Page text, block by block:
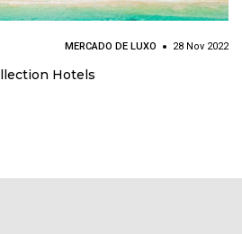
MERCADO DE LUXO 28 Nov 2022
Hotels